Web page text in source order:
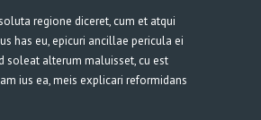
regione diceret, cum et atqui
has eu, epicuri ancillae pericula ei
soleat alterum maluisset, cu est
ius ea, meis explicari reformidans